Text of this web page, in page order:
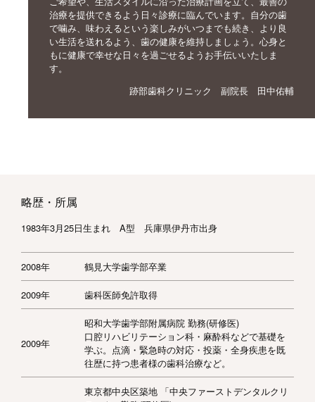
治療を提供できるよう日々診療に臨んでいます。自分の歯
で噛み、味わえるという楽しみがいつまでも続き、より良
い生活を送れるよう、歯の健康を維持しましょう。心身と
もに健康で幸せな日々を過ごせるようお手伝いいたしま
す。
跡部歯科クリニック 副院長 田中佑輔
略歴・所属
1983年3月25日生まれ A型 兵庫県伊丹市出身
2008年 鶴見大学歯学部卒業
2009年 歯科医師免許取得
2009年
昭和大学歯学部附属病院 勤務(研修医)
口腔リハビリテーション科・麻酔科などで基礎を
学ぶ。点滴・緊急時の対応・投薬・全身疾患を既
往歴に持つ患者様の歯科治療など。
東京都中央区築地 「中央ファーストデンタルクリ